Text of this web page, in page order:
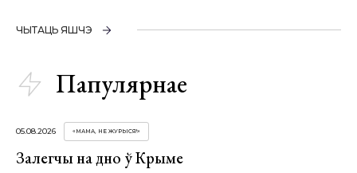
ЧЫТАЦЬ ЯШЧЭ
Папулярнае
05.08.2026 «МАМА, НЕ ЖУРЫСЯ!»
Залегчы на дно ў Крыме